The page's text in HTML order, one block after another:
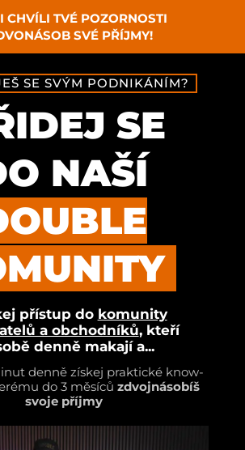
CHVÍLI TVÉ POZORNOSTI
SVÉ PŘÍJMY!
SE SVÝM PODNIKÁNÍM?
SE
NAŠÍ
přístup do komunity
a obchodníků, kteří
denně makají a...
denně získej praktické know-
do 3 měsícůzdvojnásobíš
svoje příjmy